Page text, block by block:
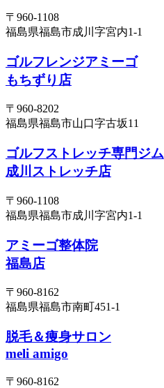
〒960-1108
福島県福島市成川字宮内1-1
ゴルフレンジアミーゴ
もちずり店
〒960-8202
福島県福島市山口字古坂11
ゴルフストレッチ専門ジム
成川ストレッチ店
〒960-1108
福島県福島市成川字宮内1-1
アミーゴ整体院
福島店
〒960-8162
福島県福島市南町451-1
脱毛＆痩身サロン
meli amigo
〒960-8162